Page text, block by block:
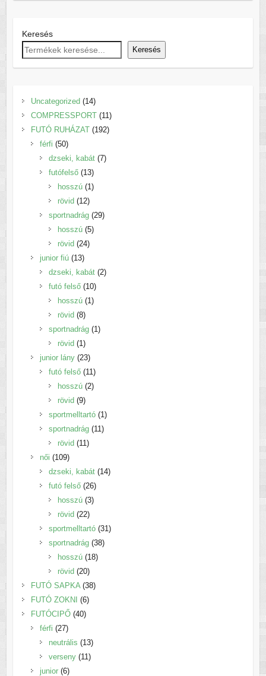
Keresés
Keresés
Uncategorized 1414
termék
COMPRESSPORT 11 11
termék
FUTÓ RUHÁZAT 192192
férfi 5050
termék
dzseki, kabát 77
futófelső 1313
termék
hosszú 1 1
rövid 1212
termék
sportnadrág 2929
hosszú 55
rövid 2424
junior fiú 1313
termék
dzseki, kabát 22
futó felső 1010
termék
hosszú 1 1
rövid 88
termék
sportnadrág 1 1
rövid 1 1
termék
junior lány 2323
termék
futó felső 11 11
termék
hosszú 22
rövid 99
termék
sportmelltartó 1 1
termék
sportnadrág 11 11
rövid 11 11
női 109109
termék
dzseki, kabát 1414
futó felső 2626
termék
hosszú 33
rövid 2222
termék
sportmelltartó 31 31
sportnadrág 3838
hosszú 1818
rövid 2020
termék
FUTÓ SAPKA 3838
FUTÓ ZOKNI 66
termék
FUTÓCIPŐ 4040
férfi 2727
termék
neutrális 1313
termék
verseny 11 11
junior 66